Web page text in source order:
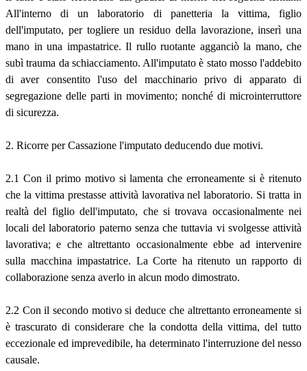
All'interno di un laboratorio di panetteria la vittima, figlio
dell'imputato, per togliere un residuo della lavorazione, inserì una
mano in una impastatrice. Il rullo ruotante agganciò la mano, che
subì trauma da schiacciamento. All'imputato è stato mosso l'addebito
di aver consentito l'uso del macchinario privo di apparato di
segregazione delle parti in movimento; nonché di microinterruttore
di sicurezza.
2. Ricorre per Cassazione l'imputato deducendo due motivi.
2.1 Con il primo motivo si lamenta che erroneamente si è ritenuto
che la vittima prestasse attività lavorativa nel laboratorio. Si tratta in
realtà del figlio dell'imputato, che si trovava occasionalmente nei
locali del laboratorio paterno senza che tuttavia vi svolgesse attività
lavorativa; e che altrettanto occasionalmente ebbe ad intervenire
sulla macchina impastatrice. La Corte ha ritenuto un rapporto di
collaborazione senza averlo in alcun modo dimostrato.
2.2 Con il secondo motivo si deduce che altrettanto erroneamente si
è trascurato di considerare che la condotta della vittima, del tutto
eccezionale ed imprevedibile, ha determinato l'interruzione del nesso
causale.